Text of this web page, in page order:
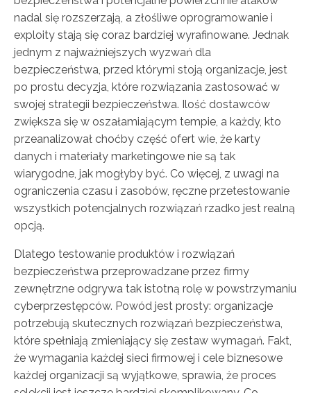
nadal się rozszerzają, a złośliwe oprogramowanie i
exploity stają się coraz bardziej wyrafinowane. Jednak
jednym z najważniejszych wyzwań dla
bezpieczeństwa, przed którymi stoją organizacje, jest
po prostu decyzja, które rozwiązania zastosować w
swojej strategii bezpieczeństwa. Ilość dostawców
zwiększa się w oszałamiającym tempie, a każdy, kto
przeanalizował choćby część ofert wie, że karty
danych i materiały marketingowe nie są tak
wiarygodne, jak mogłyby być. Co więcej, z uwagi na
ograniczenia czasu i zasobów, ręczne przetestowanie
wszystkich potencjalnych rozwiązań rzadko jest realną
opcją.
Dlatego testowanie produktów i rozwiązań
bezpieczeństwa przeprowadzane przez firmy
zewnętrzne odgrywa tak istotną rolę w powstrzymaniu
cyberprzestępców. Powód jest prosty: organizacje
potrzebują skutecznych rozwiązań bezpieczeństwa,
które spełniają zmieniający się zestaw wymagań. Fakt,
że wymagania każdej sieci firmowej i cele biznesowe
każdej organizacji są wyjątkowe, sprawia, że proces